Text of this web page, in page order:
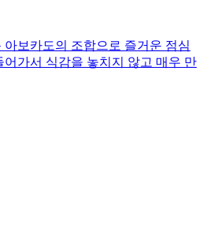
보카도의 조합으로 즐거운 점심
가서 식감을 놓치지 않고 매우 만